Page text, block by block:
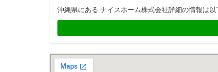
沖縄県にある ナイスホーム株式会社詳細の情報は